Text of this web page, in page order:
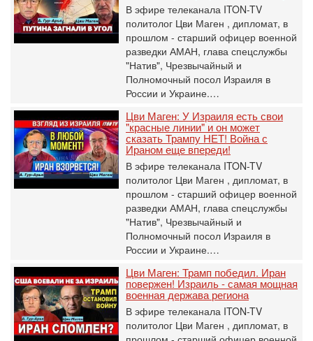
В эфире телеканала ITON-TV
политолог Цви Маген , дипломат, в
прошлом - старший офицер военной
разведки АМАН, глава спецслужбы
"Натив", ‎Чрезвычайный и
Полномочный посол Израиля в
России и Украине.…
Цви Маген: У Израиля есть свои
"красные линии" и он может
сказать Трампу НЕТ! Война с
Ираном еще впереди!
В эфире телеканала ITON-TV
политолог Цви Маген , дипломат, в
прошлом - старший офицер военной
разведки АМАН, глава спецслужбы
"Натив", ‎Чрезвычайный и
Полномочный посол Израиля в
России и Украине.…
Цви Маген: Трамп победил. Иран
повержен! Израиль - самая мощная
военная держава региона
В эфире телеканала ITON-TV
политолог Цви Маген , дипломат, в